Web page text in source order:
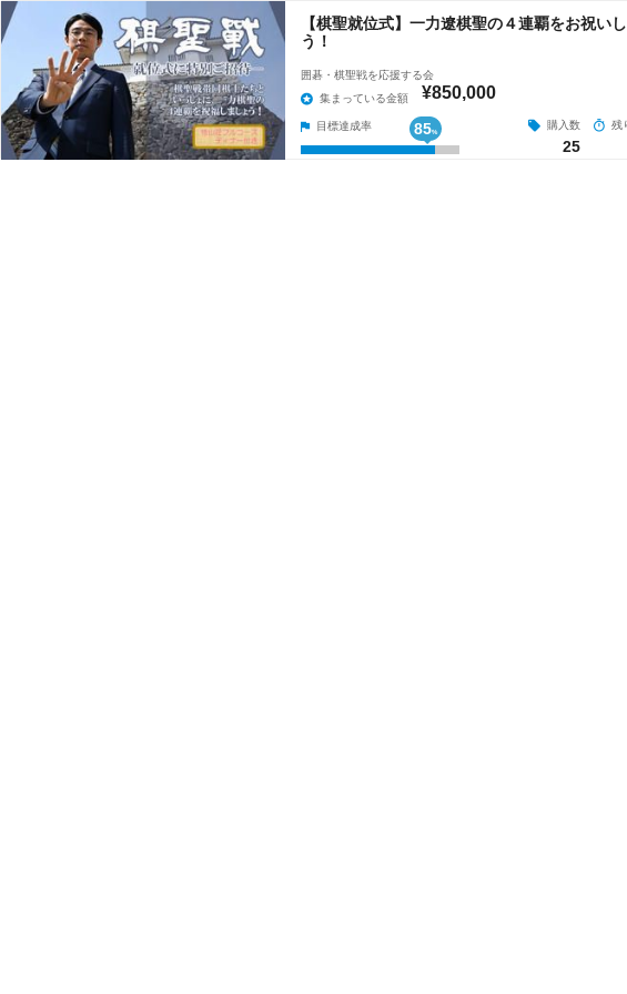
【棋聖就位式】一力遼棋聖の４連覇をお祝い
う！
囲碁・棋聖戦を応援する会
集まっている金額
¥850,000
目標達成率 85%
購入数
25
残